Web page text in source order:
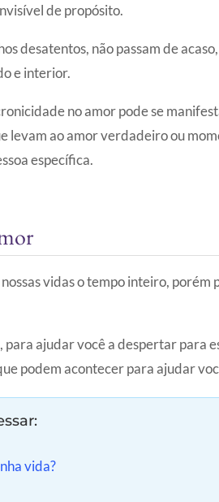
de propósito.
desatentos, não passam de
e interior.
no amor pode se
ao amor verdadeiro ou
específica.
vidas o tempo inteiro, porém
ajudar você a despertar para
podem acontecer para ajudar
vida?